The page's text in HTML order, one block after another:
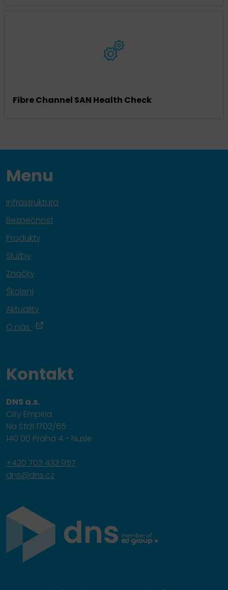
Fibre Channel SAN Health Check
Menu
Infrastruktura
Bezpečnost
Produkty
Služby
Značky
Školení
Aktuality
O nás
Kontakt
DNS a.s.
City Empiria
Na Strži 1702/65
140 00 Praha 4 - Nusle
+420 703 433 957
dns@dns.cz